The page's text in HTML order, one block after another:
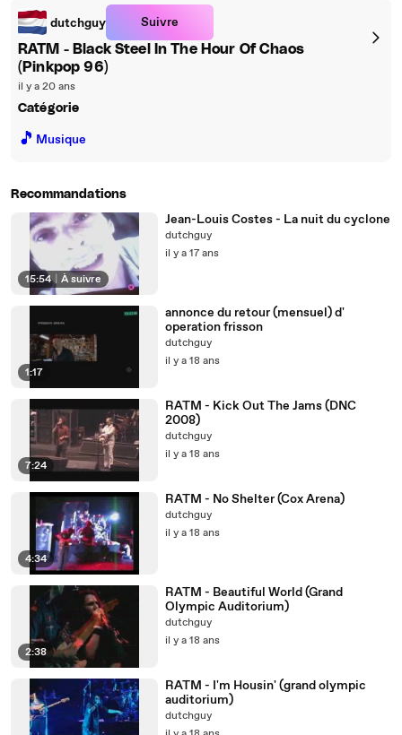
dutchguy Suivre
RATM - Black Steel In The Hour Of Chaos
(Pinkpop 96)
il y a 20 ans
Catégorie
🎵 Musique
Recommandations
15:54 À suivre
Jean-Louis Costes - La nuit du cyclone
dutchguy
il y a 17 ans
1:17
annonce du retour (mensuel) d'
operation frisson
dutchguy
il y a 18 ans
7:24
RATM - Kick Out The Jams (DNC
2008)
dutchguy
il y a 18 ans
4:34
RATM - No Shelter (Cox Arena)
dutchguy
il y a 18 ans
2:38
RATM - Beautiful World (Grand
Olympic Auditorium)
dutchguy
il y a 18 ans
RATM - I'm Housin' (grand olympic
auditorium)
dutchguy